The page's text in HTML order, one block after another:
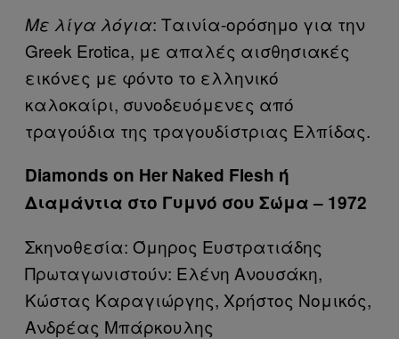
Με λίγα λόγια: Ταινία-ορόσημο για την
Greek Erotica, με απαλές αισθησιακές
εικόνες με φόντο το ελληνικό
καλοκαίρι, συνοδευόμενες από
τραγούδια της τραγουδίστριας Ελπίδας.
Diamonds on Her Naked Flesh ή
Διαμάντια στο Γυμνό σου Σώμα – 1972
Σκηνοθεσία: Όμηρος Ευστρατιάδης
Πρωταγωνιστούν: Ελένη Ανουσάκη,
Κώστας Καραγιώργης, Χρήστος Νομικός,
Ανδρέας Μπάρκουλης